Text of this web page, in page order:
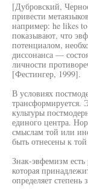
[Дубровский,
привести
например: he likes
показывают, что
потенциалом,
диссонанса —
личности
[Фестингер, 1999].
В условиях
трансформируется.
культуры
единого центра.
смыслам той или
быть отнесены к
Знак-эвфемизм
которая
определяет степень